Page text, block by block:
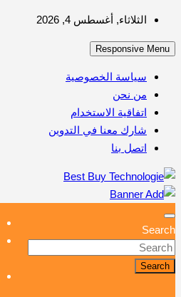
Skip
content
الثلاثاء, أغسطس 4, 2026
Responsive Menu
سياسة الخصوصية
من نحن
اتفاقية الاستخدام
شارك معنا في التدوين
اتصل بنا
Best Buy Technologie
أهم مبيعات عالم التكنولوجيا
Search
Search